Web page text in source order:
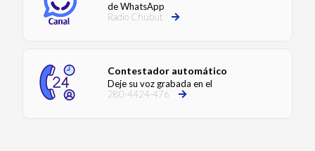
de WhatsApp
Radio Chubut
Contestador automático
Deje su voz grabada en el
280-4424-476